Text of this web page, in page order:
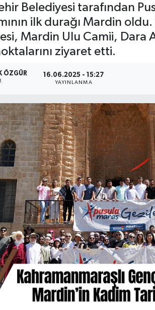
Belediyesi tarafından
ilk durağı Mardin
Mardin Ulu Camii, Dara
ziyaret etti.
ÖZGÜR 16.06.2025 - 15:27
YAYINLANMA
- Turizm